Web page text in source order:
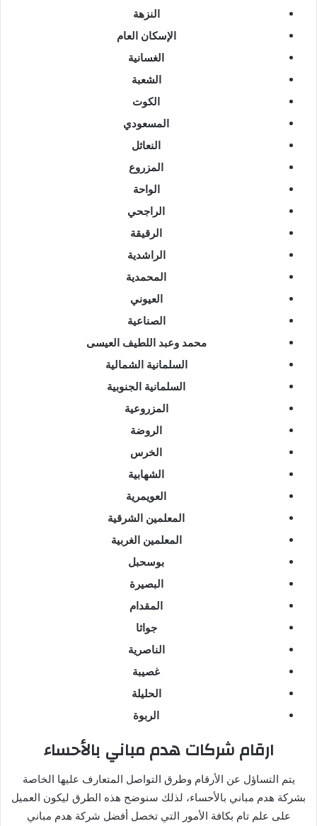
النزهة
الإسكان العام
الغسانية
الشعبة
الكوت
المسعودي
النعاثل
المزروع
الواحة
الراجحي
الرقيقة
الراشدية
المحمدية
العيوني
الصناعية
محمد وعبد اللطيف العيسى
السلمانية الشمالية
السلمانية الجنوبية
المزروعية
الروضة
الخرس
الشهابية
العويمرية
المعلمين الشرقية
المعلمين الغربية
بوسحبل
البصيرة
المقدام
جواثا
الناصرية
غصيبة
الحليلة
الربوة
ارقام شركات هدم مباني بالأحساء
يتم التساؤل عن الأرقام وطرق التواصل المتعارف عليها الخاصة
بشركة هدم مباني بالأحساء، لذلك سنوضح هذه الطرق ليكون العميل
على علم تام بكافة الأمور التي تخصل أفضل شركة هدم مباني